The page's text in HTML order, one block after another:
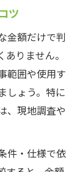
ツ
金額だけで判
りません。
範囲や使用す
しょう。特に
、現地調査や
件・仕様で依